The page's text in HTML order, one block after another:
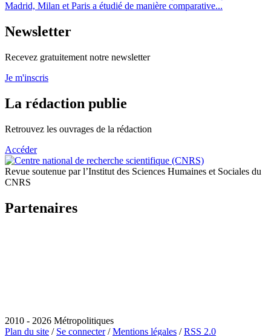
Madrid, Milan et Paris a étudié de manière comparative...
Newsletter
Recevez gratuitement notre newsletter
Je m'inscris
La rédaction publie
Retrouvez les ouvrages de la rédaction
Accéder
Revue soutenue par l’Institut des Sciences Humaines et Sociales du
CNRS
Partenaires
2010 - 2026 Métropolitiques
Plan du site / Se connecter/Mentions légales /RSS 2.0